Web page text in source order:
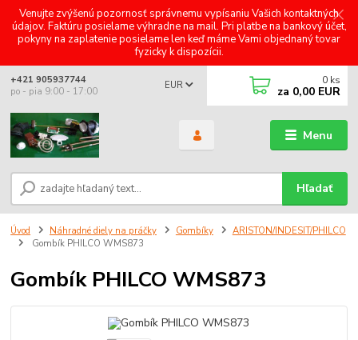
Venujte zvýšenú pozornosť správnemu vypísaniu Vašich kontaktných
údajov. Faktúru posielame výhradne na mail. Pri platbe na bankový účet,
pokyny na zaplatenie posielame len keď máme Vami objednaný tovar
fyzicky k dispozícii.
Menu
EUR
Hľadať
+421 905937744
po - pia 9:00 - 17:00
0 ks
za 0,00 EUR
Úvod Náhradné diely na práčky Gombíky
ARISTON/INDESIT/PHILCO
Gombík PHILCO WMS873
Gombík PHILCO WMS873